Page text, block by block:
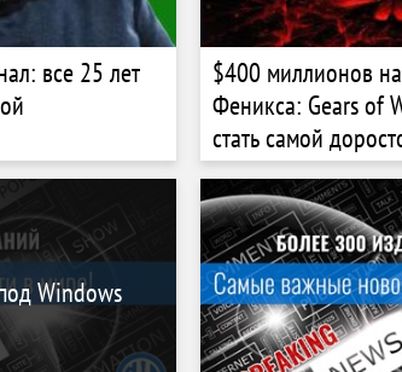
все 25 лет
$400 миллионов
Феникса: Gears of
стать самой
XBOX
Windows